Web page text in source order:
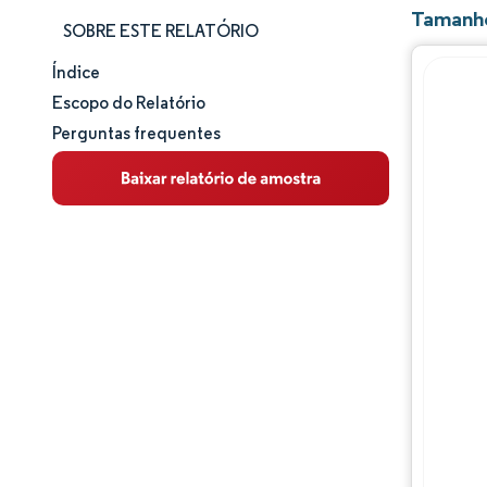
SOBRE ESTE RELATÓRIO
Tamanho e participação de mercado
Análise de mercado
Tendências e insights
Índice
Escopo do Relatório
Perguntas frequentes